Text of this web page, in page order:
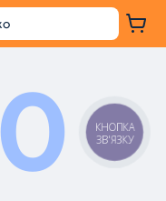
0
КНОПКА
ЗВ'ЯЗКУ